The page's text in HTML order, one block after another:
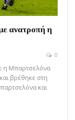
ανατροπή η
0
η Μπαρτσελόνα
βρέθηκε στη
και